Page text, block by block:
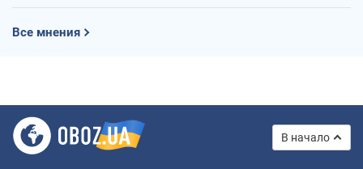
Все мнения
В начало